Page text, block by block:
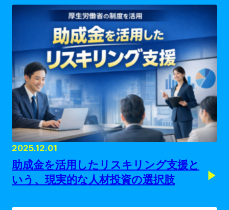
2025.12.01
助成金を活用したリスキリング支援と
いう、現実的な人材投資の選択肢